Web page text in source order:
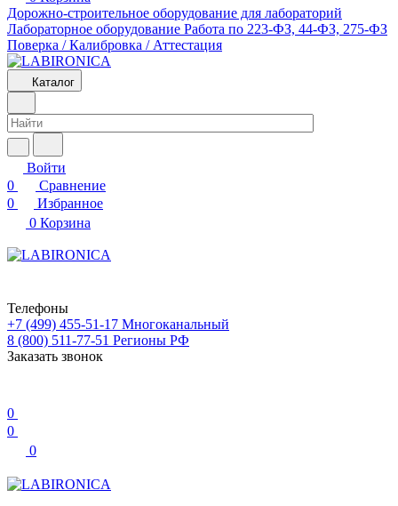
Дорожно-строительное оборудование для лабораторий
Лабораторное оборудование Работа по 223-ФЗ, 44-ФЗ, 275-ФЗ
Поверка / Калибровка / Аттестация
Каталог
Войти
0
Сравнение
0
Избранное
0 Корзина
Телефоны
+7 (499) 455-51-17 Многоканальный
8 (800) 511-77-51 Регионы РФ
Заказать звонок
0
0
0